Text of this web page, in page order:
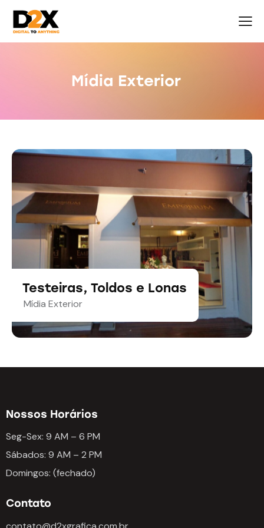
Mídia Exterior
Testeiras, Toldos e Lonas
Mídia Exterior
Nossos Horários
Seg-Sex: 9 AM – 6 PM
Sábados: 9 AM – 2 PM
Domingos: (fechado)
Contato